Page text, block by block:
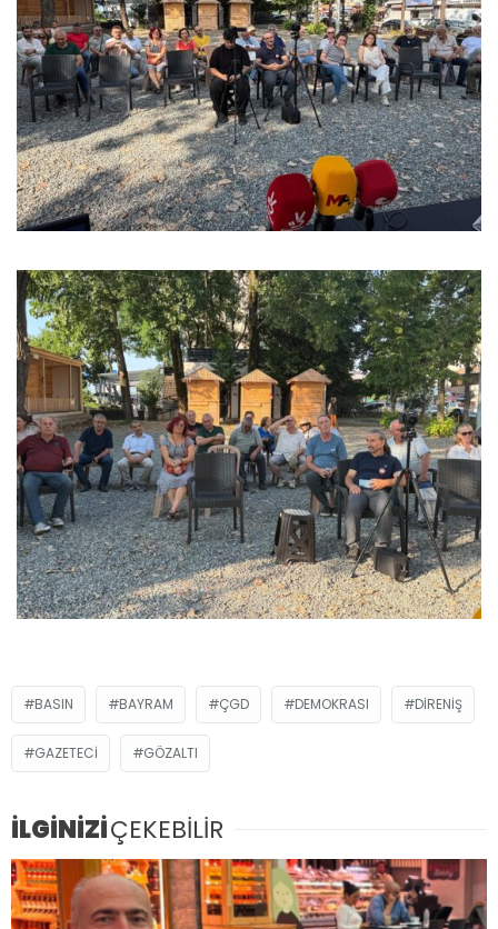
BASIN BAYRAM ÇGD DEMOKRASI DIRENIŞ
GAZETECI GÖZALTI
İLGİNİZİÇEKEBİLİR